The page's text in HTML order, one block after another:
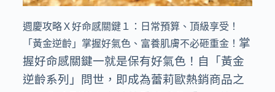
週慶攻略Ｘ好命感關鍵１：日常預算、頂級享受！
「黃金逆齡」掌握好氣色、富養肌膚不必砸重金！ 掌
握好命感關鍵一就是保有好氣色！自「黃金
逆齡系列」問世，即成為蕾莉歐熱銷商品之